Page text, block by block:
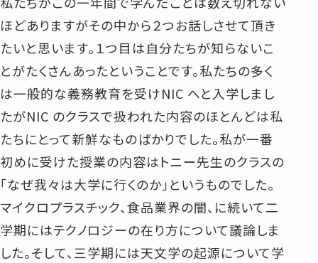
ほどありますがその中から２つお話しさせて頂き
たいと思います。１つ目は自分たちが知らないこ
とがたくさんあったということです。私たちの多く
は一般的な義務教育を受けNIC へと入学しまし
たがNIC のクラスで扱われた内容のほとんどは私
たちにとって新鮮なものばかりでした。私が一番
初めに受けた授業の内容はトニー先生のクラスの
「なぜ我々は大学に行くのか」というものでした。
マイクロプラスチック、食品業界の闇、に続いて二
学期にはテクノロジーの在り方について議論しま
した。そして、三学期には天文学の起源について学